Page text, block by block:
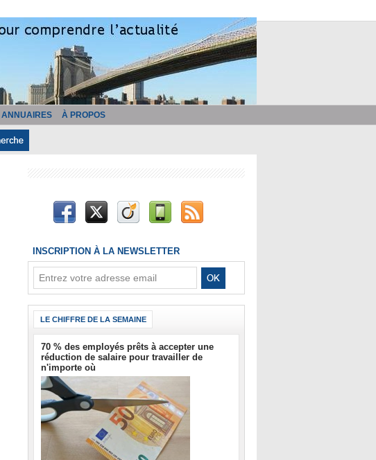
ANNUAIRES À PROPOS
INSCRIPTION À LA NEWSLETTER
LE CHIFFRE DE LA SEMAINE
70 % des employés prêts à accepter une
réduction de salaire pour travailler de
n'importe où